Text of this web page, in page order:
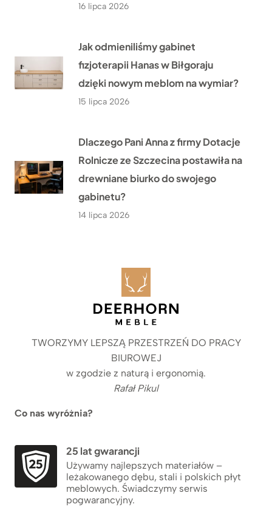
16 lipca 2026
Jak odmieniliśmy gabinet
fizjoterapii Hanas w Biłgoraju
dzięki nowym meblom na wymiar?
15 lipca 2026
Dlaczego Pani Anna z firmy Dotacje
Rolnicze ze Szczecina postawiła na
drewniane biurko do swojego
gabinetu?
14 lipca 2026
TWORZYMY LEPSZĄ PRZESTRZEŃ DO PRACY
BIUROWEJ
w zgodzie z naturą i ergonomią.
Rafał Pikul
Co nas wyróżnia?
25 lat gwarancji
Używamy najlepszych materiałów –
leżakowanego dębu, stali i polskich płyt
meblowych. Świadczymy serwis
pogwarancyjny.